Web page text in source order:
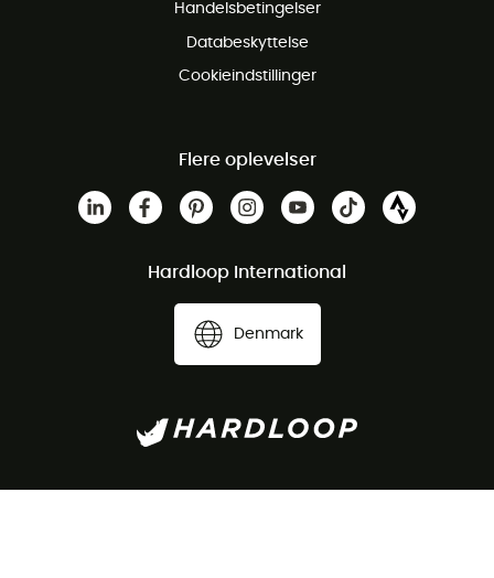
Handelsbetingelser
Databeskyttelse
Cookieindstillinger
Flere oplevelser
Hardloop International
Denmark